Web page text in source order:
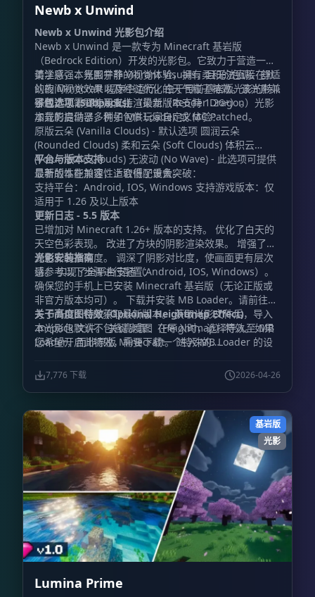
Newb x Unwind
Newb x Unwind 光影包介绍
Newb x Unwind 是一款专为 Minecraft 基岩版
（Bedrock Edition）开发的光影包。它致力于营造一种
美学感强、氛围宁静的视觉体验，拥有柔和的色调、舒适
的夜间视觉效果以及经过优化的天气粒子特效。该光影兼
容版本 1.21.21 及以上（最新版本支持 1.26+）。
请注意，本光影并非 Vibrant Visuals，且无法直接在默
认的 Minecraft 程序中运行。由于目前基岩版光影的特
殊性，您需要使用支持渲染龙（Render Dragon）光影
加载的启动器，例如 MB Loader 或 MC Patched。
子包选项 (Subpacks)
本光影提供了多种子包供玩家自定义体验：
原版云朵 (Vanilla Clouds) - 默认选项 圆润云朵
(Rounded Clouds) 柔和云朵 (Soft Clouds) 体积云
(Volumetric Clouds) 无波动 (No Wave) - 此选项可提供
显著的性能加速，适合低配设备。
平台与版本支持
最新版本在兼容性上取得了重大突破：
支持平台：Android, IOS, Windows 支持游戏版本：仅
适用于 1.26 及以上版本
更新日志 - 5.5 版本
已增加对 Minecraft 1.26+ 版本的支持。 优化了白天的
天空色彩表现。 改进了方块的阴影渲染效果。 增强了光
源色彩的准确度。 调深了阴影对比度，使画面更有层次
感。 实现了全平台支持（Android, IOS, Windows）。
光影安装指南
请参考以下步骤进行配置：
确保您的手机上已安装 Minecraft 基岩版（无论正版或
非官方版本均可）。 下载并安装 MB Loader。请前往官
方 GitHub 仓库获取最新版本。 获取光影文件后，导入
.mcpack 文件。 关键步骤：在导入时，选择导入至 MB
Loader，而非原版 Minecraft。 进入 MB Loader 的设
(Autofix)”开关。 完成设置后，通过 MB Loader 启动游
戏即可体验光影效果。
关于高度图特效 (Optional Heightmap Effect)
本光影包默认不包含高度图（Heightmap）特效。如果
您希望开启此特效，需要下载一个特殊的
图功能。获取方式请前往作者的 Discord 频道。
7,776 下载 2026-04-26
基岩版
光影
Lumina Prime